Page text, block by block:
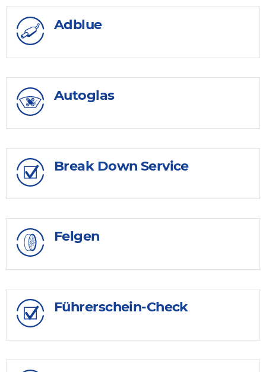
Adblue
Autoglas
Break Down Service
Felgen
Führerschein-Check